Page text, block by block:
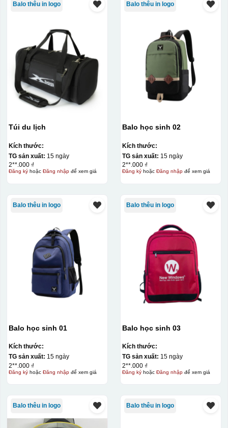
Balo thêu in logo
Túi du lịch
Kích thước:
TG sản xuất: 15 ngày
2**.000 ₫
Đăng kýhoặc Đăng nhậpđể xem giá
Balo thêu in logo
Balo học sinh 02
Kích thước:
TG sản xuất: 15 ngày
2**.000 ₫
Đăng kýhoặc Đăng nhậpđể xem giá
Balo thêu in logo
Balo học sinh 01
Kích thước:
TG sản xuất: 15 ngày
2**.000 ₫
Đăng kýhoặc Đăng nhậpđể xem giá
Balo thêu in logo
Balo học sinh 03
Kích thước:
TG sản xuất: 15 ngày
2**.000 ₫
Đăng kýhoặc Đăng nhậpđể xem giá
Balo thêu in logo Balo thêu in logo